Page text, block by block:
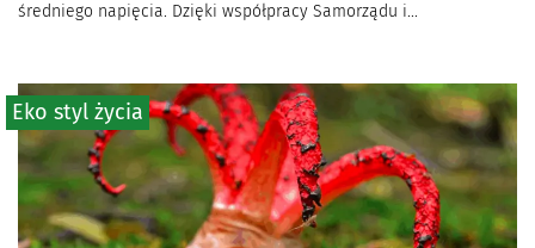
średniego napięcia. Dzięki współpracy Samorządu i...
Eko styl życia